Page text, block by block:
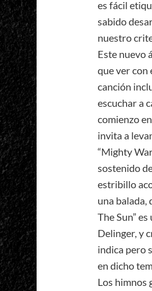
es fácil
sabido
nuestro
Este nuevo
que ver con
canción
escuchar a
comienzo
invita a
“Mighty
sostenido
estribillo
una balada,
The Sun”
Delinger, y
indica pero
en dicho
Los himnos